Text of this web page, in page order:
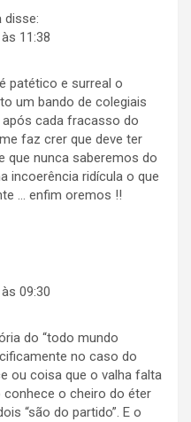
disse:
11:38
patético e surreal o
um bando de colegiais
cada fracasso do
faz crer que deve ter
que nunca saberemos do
incoerência ridícula o que
… enfim oremos !!
09:30
do “todo mundo
no caso do
ou coisa que o valha falta
o cheiro do éter
“são do partido”. E o